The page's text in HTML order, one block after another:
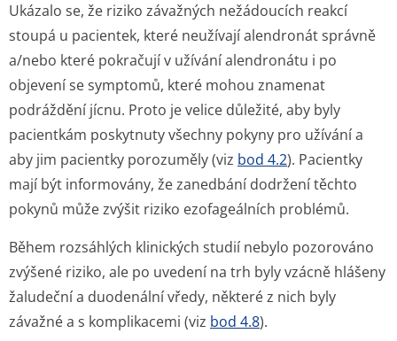
Ukázalo se, že riziko závažných nežádoucích reakcí
stoupá u pacientek, které neužívají alendronát správně
a/nebo které pokračují v užívání alendronátu i po
objevení se symptomů, které mohou znamenat
podráždění jícnu. Proto je velice důležité, aby byly
pacientkám poskytnuty všechny pokyny pro užívání a
aby jim pacientky porozuměly (viz bod 4.2). Pacientky
mají být informovány, že zanedbání dodržení těchto
pokynů může zvýšit riziko ezofageálních problémů.
Během rozsáhlých klinických studií nebylo pozorováno
zvýšené riziko, ale po uvedení na trh byly vzácně hlášeny
žaludeční a duodenální vředy, některé z nich byly
závažné a s komplikacemi (viz bod 4.8).